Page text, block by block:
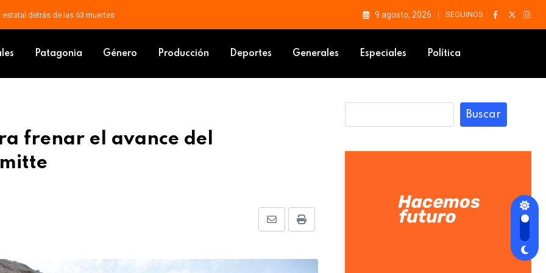
histórico exfuncionario municipal 9 agosto, 2026 SEGUINOS :
Patagonia Género Producción Deportes Generales Especiales Política
frenar el avance del
Print
Share
Email
Buscar